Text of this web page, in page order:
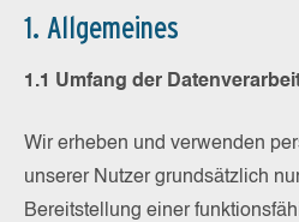
1. Allgemeines
1.1 Umfang der
Wir erheben und verwenden
unserer Nutzer grundsätzlich
Bereitstellung einer